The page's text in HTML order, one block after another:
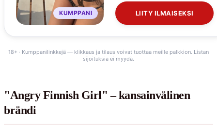
KUMPPANI LIITY ILMAISEKSI
18+ · Kumppanilinkkejä — klikkaus ja tilaus voivat tuottaa meille palkkion. Listan
sijoituksia ei myydä.
"Angry Finnish Girl" – kansainvälinen
brändi